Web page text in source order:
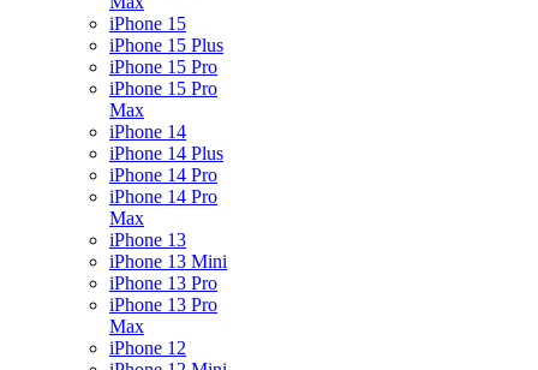
iPhone 15
iPhone 15 Plus
iPhone 15 Pro
iPhone 15 Pro
Max
iPhone 14
iPhone 14 Plus
iPhone 14 Pro
iPhone 14 Pro
Max
iPhone 13
iPhone 13 Mini
iPhone 13 Pro
iPhone 13 Pro
Max
iPhone 12